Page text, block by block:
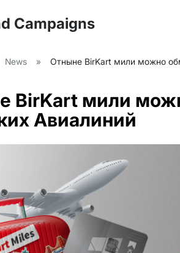
Campaigns
News » Отныне BirKart мили можно
BirKart мили
Авиалиний